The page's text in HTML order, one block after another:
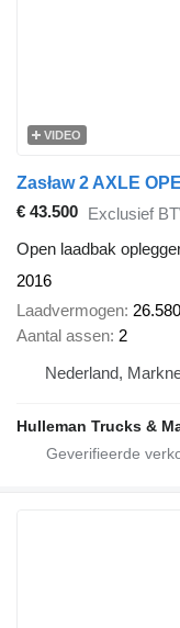
VIDEO
€ 43.500 Exclusief
Open laadbak
2016
Laadvermogen
Aantal assen 2
Nederland,
Hulleman Trucks &